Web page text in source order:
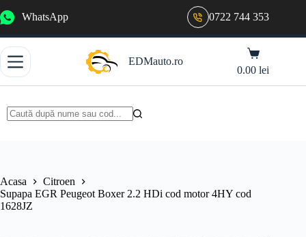
la
WhatsApp 0722 744 353
EDMauto.ro
Coș
de
cumpărături
0.00lei
Acasa
Citroen
Supapa EGR Peugeot Boxer 2.2 HDi cod motor 4HY cod
1628JZ